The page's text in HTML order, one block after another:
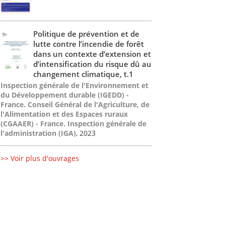
Politique de prévention et de
lutte contre l’incendie de forêt
dans un contexte d’extension et
d’intensification du risque dû au
changement climatique, t.1
Inspection générale de l'Environnement et
du Développement durable (IGEDD) -
France. Conseil Général de l'Agriculture, de
l'Alimentation et des Espaces ruraux
(CGAAER) - France. Inspection générale de
l'administration (IGA), 2023
>> Voir plus d'ouvrages